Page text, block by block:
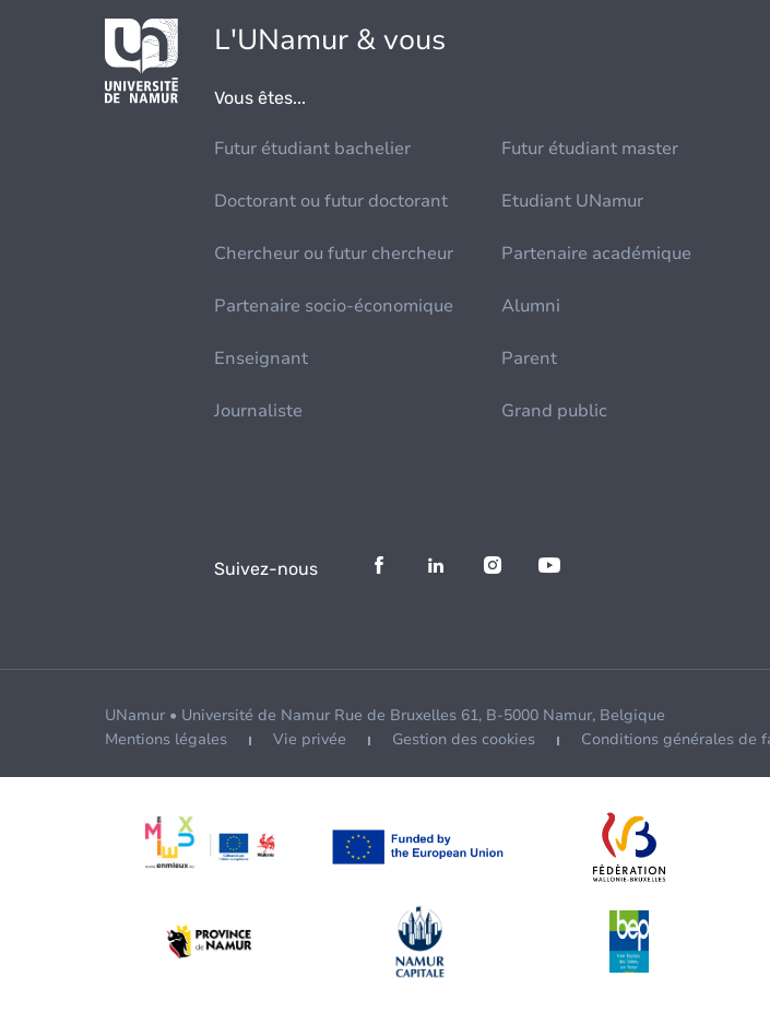
L'UNamur & vous
Vous êtes...
Futur étudiant bachelier Futur étudiant master
Doctorant ou futur doctorant Etudiant UNamur
Chercheur ou futur chercheur Partenaire académique
Partenaire socio-économique Alumni
Enseignant Parent
Journaliste Grand public
Suivez-nous
UNamur • Université de Namur Rue de Bruxelles 61, B-5000 Namur, Belgique
Mentions légales
Vie privée Gestion des cookies Conditions générales de